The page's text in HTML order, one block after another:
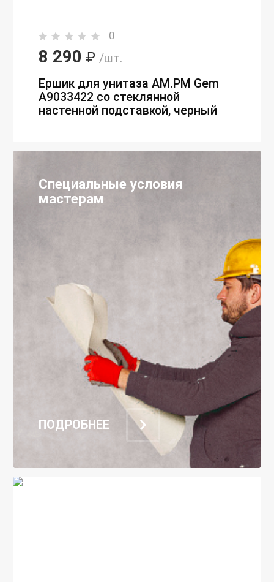
0
8 290 ₽ /шт.
Ершик для унитаза AM.PM Gem
A9033422 со стеклянной
настенной подставкой, черный
Специальные условия
мастерам
ПОДРОБНЕЕ